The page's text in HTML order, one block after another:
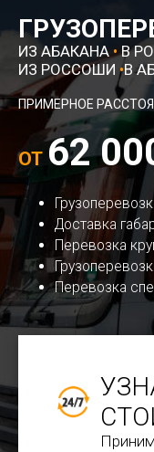
ИЗ АБАКАНА •В
ИЗ РОССОШИ •В
ПРИМЕРНОЕ
ОТ 62
Доставка
Перевозка
Перевозка